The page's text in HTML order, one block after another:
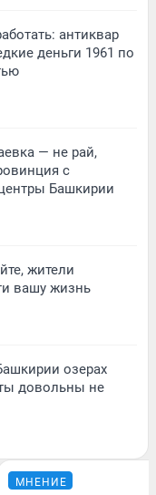
антиквар
деньги 1961 по
— не рай,
с
Башкирии
жители
вашу жизнь
озерах
довольны не
МНЕНИЕ